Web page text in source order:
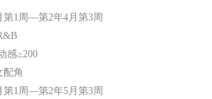
第1周—第2年4月第3周
感≥200
配角
第1周—第2年5月第3周